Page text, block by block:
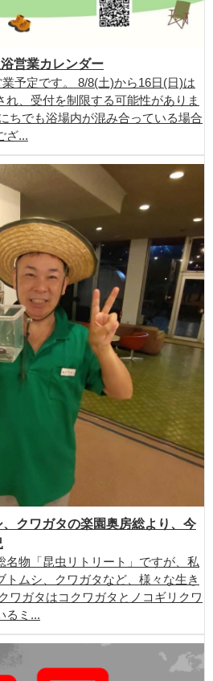
営業カレンダー
予定です。 8/8(土)から16日(日)は
れ、受付を制限する可能性がありま
ちでも浴場内が混み合っている場合
ざ...
、クワガタの楽園奥房総より、今
名物「昆虫リトリート」ですが、私
トムシ、クワガタなど、様々な生き
ワガタはコクワガタとノコギリクワ
るミ...